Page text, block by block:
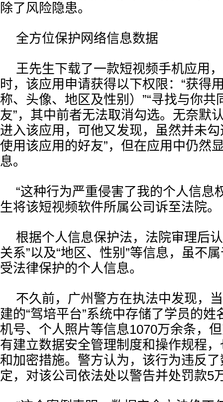
除了风险隐患。
全方位保护网络信息数据
王先生下载了一款短视频手机应用
时，该应用申请获得以下权限：“获得
称、头像、地区及性别）”“寻找与你共
友”，其中前者无法取消勾选。无奈默
进入该应用，可他又发现，虽然并未勾
使用该应用的好友”，但在应用中仍然
息。
“这种行为严重侵害了我的个人信息
生将该短视频软件所属公司诉至法院。
根据个人信息保护法，法院审理后
关系”以及“地区、性别”等信息，虽不
受法律保护的个人信息。
不久前，广州警方在执法中发现，
建的“驾培平台”系统中存储了学员的姓
机号、个人照片等信息1070万余条，
有建立数据安全管理制度和操作规程
和加密措施。警方认为，该行为违反
定，对该公司依法处以警告并处罚款5